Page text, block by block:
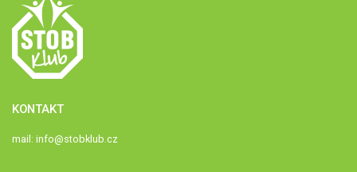
KONTAKT
mail: info@stobklub.cz